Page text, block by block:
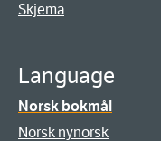
Skjema
Language
Norsk bokmål
Norsk nynorsk